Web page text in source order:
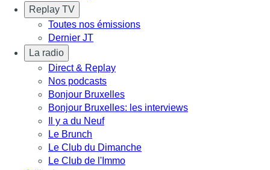
Replay TV
Toutes nos émissions
Dernier JT
La radio
Direct & Replay
Nos podcasts
Bonjour Bruxelles
Bonjour Bruxelles: les interviews
Il y a du Neuf
Le Brunch
Le Club du Dimanche
Le Club de l'Immo